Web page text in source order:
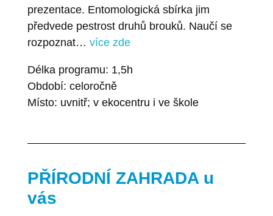
prezentace. Entomologická sbírka jim
předvede pestrost druhů brouků. Naučí se
rozpoznat… více zde
Délka programu: 1,5h
Období: celoročně
Místo: uvnitř; v ekocentru i ve škole
PŘÍRODNÍ ZAHRADA u
vás